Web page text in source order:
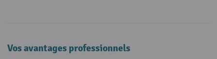
Vos avantages professionnels